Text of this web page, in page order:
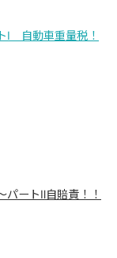
自動車重量税！
ートⅡ自賠責！！